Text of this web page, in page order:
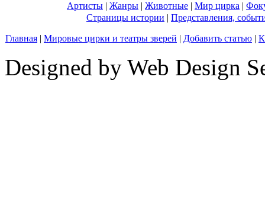
Артисты | Жанры | Животные | Мир цирка |
Страницы истории | Представления,
Главная | Мировые цирки и театры зверей | Добавить статью |
Designed by Web Design